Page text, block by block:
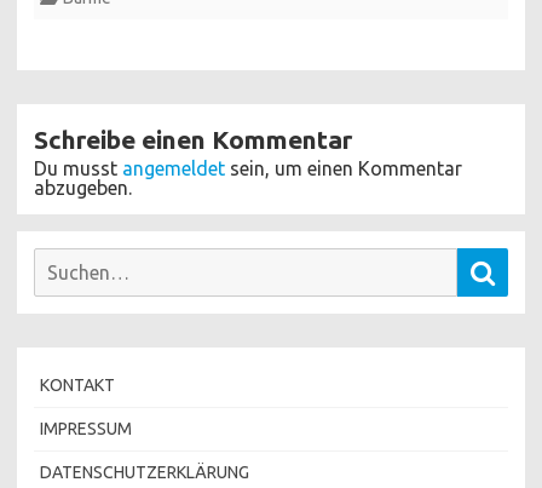
Schreibe einen Kommentar
Du musst angemeldet sein, um einen Kommentar
abzugeben.
Suchen
KONTAKT
IMPRESSUM
DATENSCHUTZERKLÄRUNG